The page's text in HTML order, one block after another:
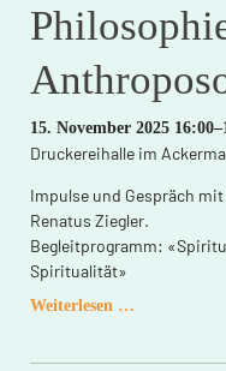
15. November 2025
Druckereihalle im
Impulse und Gespräch
Renatus Ziegler.
Begleitprogramm:
Spiritualität»
Weiterlesen …